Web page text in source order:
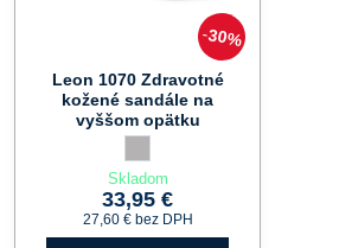
30%
Leon 1070 Zdravotné
kožené sandále na
vyššom opätku
Skladom
33,95 €
27,60 € bez DPH